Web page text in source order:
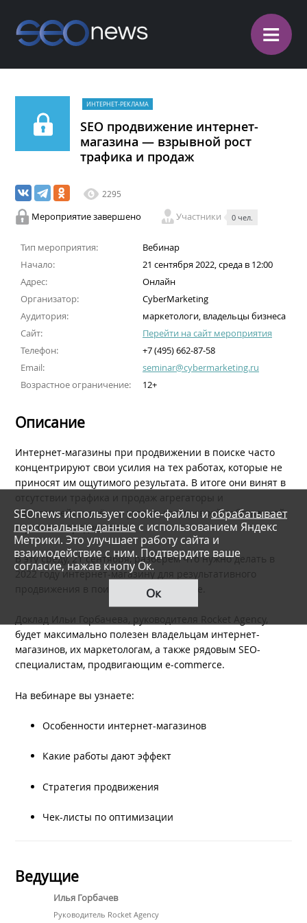
≡
ИНТЕРНЕТ-РЕКЛАМА
SEO продвижение интернет-
магазина — взрывной рост
трафика и продаж
2295
Мероприятие завершено Участники 0 чел.
Тип мероприятия:
Вебинар
Начало:
21 сентября 2022, среда в 12:00
Адрес:
Онлайн
Организатор:
CyberMarketing
Аудитория:
маркетологи, владельцы бизнеса
Сайт:
Перейти на сайт мероприятия
Телефон:
+7 (495) 662-87-58
Email:
seminar@cybermarketing.ru
Возрастное ограничение:
12+
Описание
Интернет-магазины при продвижении в поиске часто
концентрируют свои усилия на тех работах, которые не
приносят им ощутимого результата. В итоге они винят в
отсутствии трафика и продаж агрегаторы и
маркетплейсы, всё что угодно, кроме своей собственной
стратегии продвижения.
В эту среду, 21 сентября, разберем что нужно делать в
2022 году интернет-магазину для результативного
продвижения в поиске Яндекс и Google.
Доклад Ильи Горбачева, руководителя Rocket Agency,
будет максимально полезен владельцам интернет-
магазинов, их маркетологам, а также рядовым SEO-
специалистам, продвигающим e-commerce.
На вебинаре вы узнаете:
Особенности интернет-магазинов
Какие работы дают эффект
Стратегия продвижения
Чек-листы по оптимизации
Ведущие
Илья Горбачев
Руководитель Rocket Agency
SEOnews использует cookie-файлы иобрабатывает
персональные данные с использованием Яндекс
Метрики. Это улучшает работу сайта и
взаимодействие с ним. Подтвердите ваше
согласие, нажав кнопу Ок.
Ок